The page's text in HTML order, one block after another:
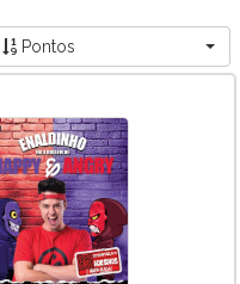
Pontos